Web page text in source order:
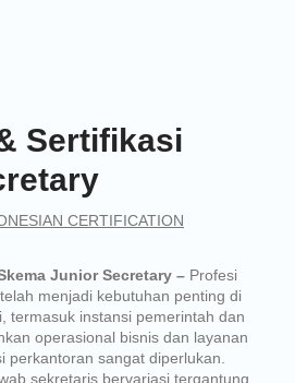
Sertifikasi
CERTIFICATION
Junior Secretary – Profesi
menjadi kebutuhan penting di
termasuk instansi pemerintah dan
operasional bisnis dan layanan
perkantoran sangat diperlukan.
sekretaris bervariasi tergantung